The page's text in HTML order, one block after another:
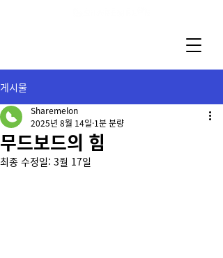
게시물
무드보드의 힘
Sharemelon
2025년 8월 14일 1분 분량
최종 수정일: 3월 17일